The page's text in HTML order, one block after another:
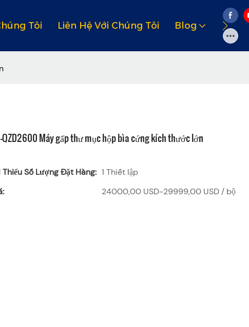
Tôi Liên Hệ Với Chúng Tôi Blog Video
QZD2600 Máy gấp thư mục hộp bìa cứng kích thước lớn
Thiểu Số Lượng Đặt Hàng: 1 Thiết lập
24000,00 USD-29999,00 USD / bộ